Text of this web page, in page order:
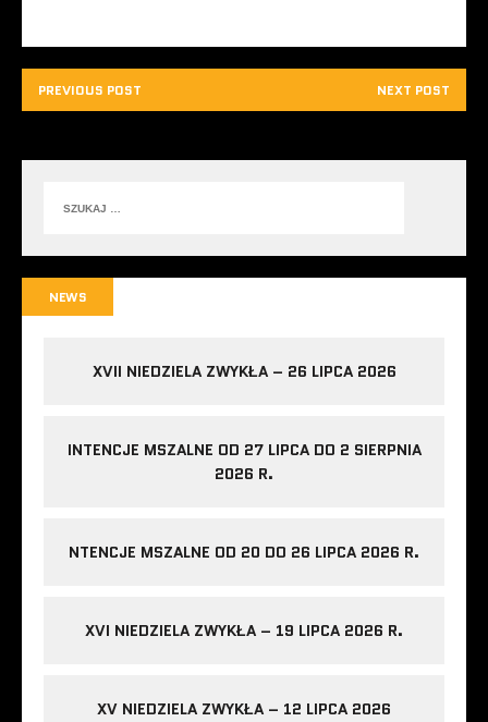
PREVIOUS POST NEXT POST
NEWS
XVII NIEDZIELA ZWYKŁA – 26 LIPCA 2026
INTENCJE MSZALNE OD 27 LIPCA DO 2 SIERPNIA
2026 R.
NTENCJE MSZALNE OD 20 DO 26 LIPCA 2026 R.
XVI NIEDZIELA ZWYKŁA – 19 LIPCA 2026 R.
XV NIEDZIELA ZWYKŁA – 12 LIPCA 2026